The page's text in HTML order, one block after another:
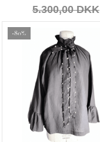
5.300,00 DKK
-80%